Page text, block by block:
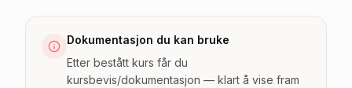
Dokumentasjon du kan bruke
Etter bestått kurs får du
kursbevis/dokumentasjon — klart å vise fram